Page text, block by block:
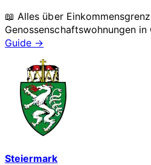
📖 Alles über
Genossenschaftswohnungen in
Guide →
Steiermark